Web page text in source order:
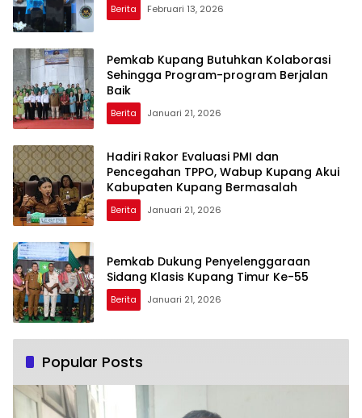
Berita Februari 13, 2026
Pemkab Kupang Butuhkan Kolaborasi
Sehingga Program-program Berjalan
Baik
Berita Januari 21, 2026
Hadiri Rakor Evaluasi PMI dan
Pencegahan TPPO, Wabup Kupang Akui
Kabupaten Kupang Bermasalah
Berita Januari 21, 2026
Pemkab Dukung Penyelenggaraan
Sidang Klasis Kupang Timur Ke-55
Berita Januari 21, 2026
Popular Posts